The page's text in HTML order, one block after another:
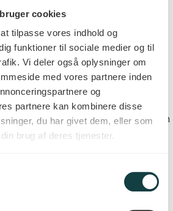
cookies
tilpasse vores indhold og
funktioner til sociale medier og til
Vi deler også oplysninger om
med vores partnere inden
og
partnere kan kombinere disse
du har givet dem, eller som
brug af deres tjenester.
være tilstrækkelige, mens
støtte. Det vigtigste er ikke
kilo man taber – men om
sundt og kan fastholdes over tid.
i stigende grad ved at bevæge
I stedet handler det om at finde
værktøjer for den enkelte. For
tilgang være en kombination
– i nogle tilfælde – medicinsk
er det samme: en
både sundhed og